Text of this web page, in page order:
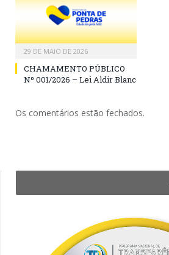
29 DE MAIO DE 2026
CHAMAMENTO PÚBLICO
Nº 001/2026 – Lei Aldir Blanc
Os comentários estão fechados.